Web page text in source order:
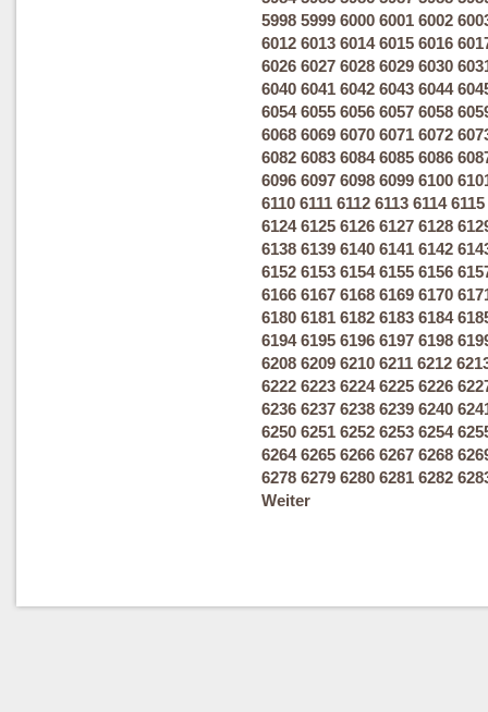
5998 5999 6000 6001 6002
6012 6013 6014 6015 6016
6026 6027 6028 6029 6030
6040 6041 6042 6043 6044
6054 6055 6056 6057 6058
6068 6069 6070 6071 6072
6082 6083 6084 6085 6086
6096 6097 6098 6099 6100
6110 6111 6112 6113 6114 6115
6124 6125 6126 6127 6128
6138 6139 6140 6141 6142
6152 6153 6154 6155 6156
6166 6167 6168 6169 6170
6180 6181 6182 6183 6184
6194 6195 6196 6197 6198
6208 6209 6210 6211 6212
6222 6223 6224 6225 6226
6236 6237 6238 6239 6240
6250 6251 6252 6253 6254
6264 6265 6266 6267 6268
6278 6279 6280 6281 6282
Weiter